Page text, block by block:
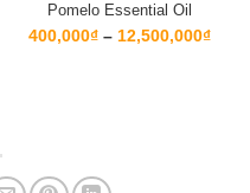
Pomelo Essential Oil
400,000₫ – 12,500,000₫